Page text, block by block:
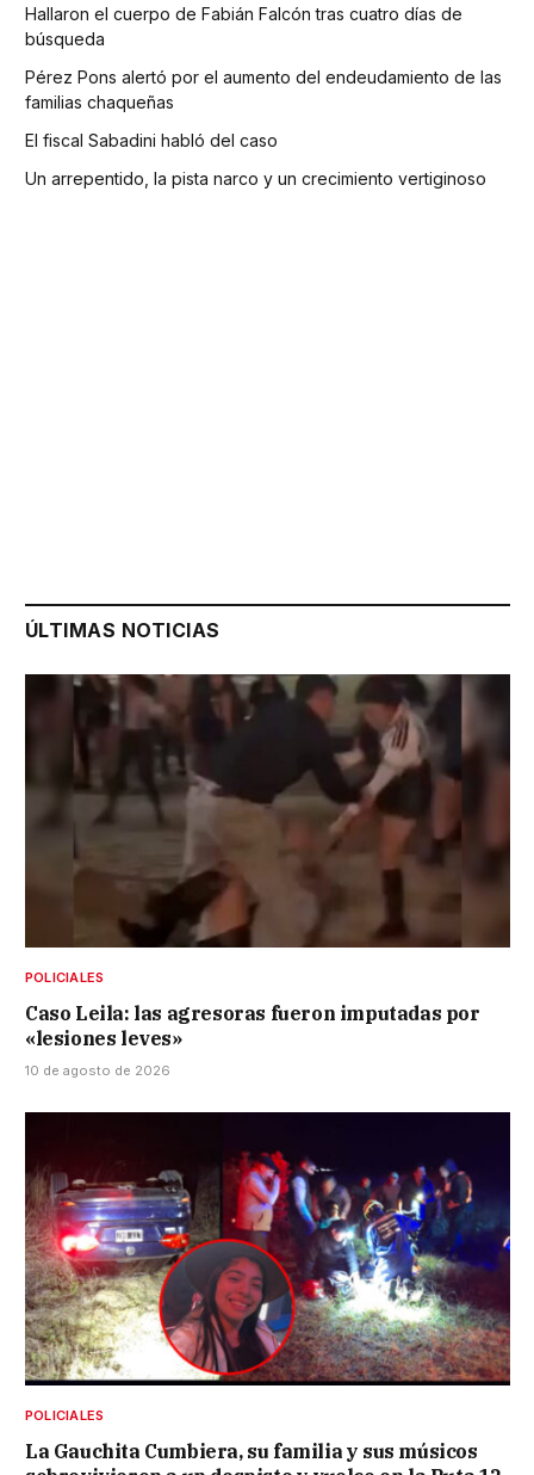
Hallaron el cuerpo de Fabián Falcón tras cuatro días de
búsqueda
Pérez Pons alertó por el aumento del endeudamiento de las
familias chaqueñas
El fiscal Sabadini habló del caso
Un arrepentido, la pista narco y un crecimiento vertiginoso
ÚLTIMAS NOTICIAS
POLICIALES
Caso Leila: las agresoras fueron imputadas por
«lesiones leves»
10 de agosto de 2026
POLICIALES
La Gauchita Cumbiera, su familia y sus músicos